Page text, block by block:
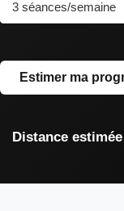
Estimer ma
Distance